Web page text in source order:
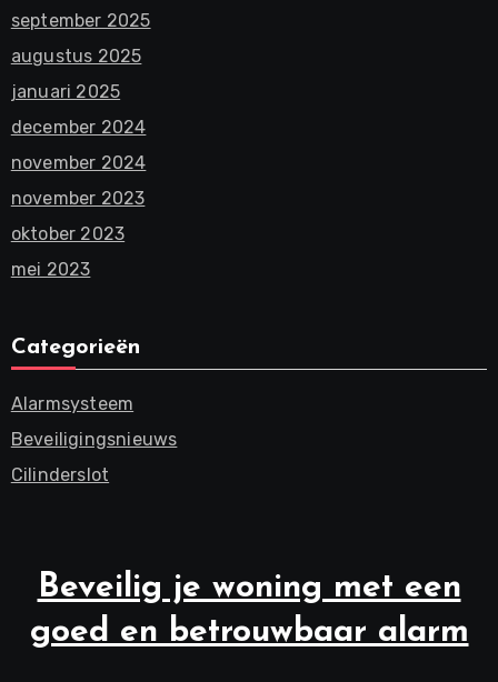
september 2025
augustus 2025
januari 2025
december 2024
november 2024
november 2023
oktober 2023
mei 2023
Categorieën
Alarmsysteem
Beveiligingsnieuws
Cilinderslot
Beveilig je woning met een
goed en betrouwbaar alarm